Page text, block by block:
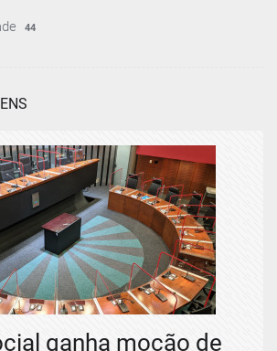
44
ganha moção de